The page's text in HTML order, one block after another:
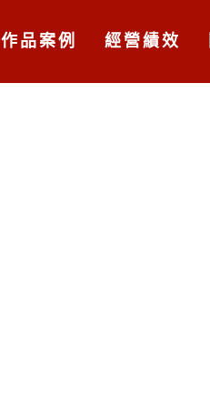
作品案例 經營績效